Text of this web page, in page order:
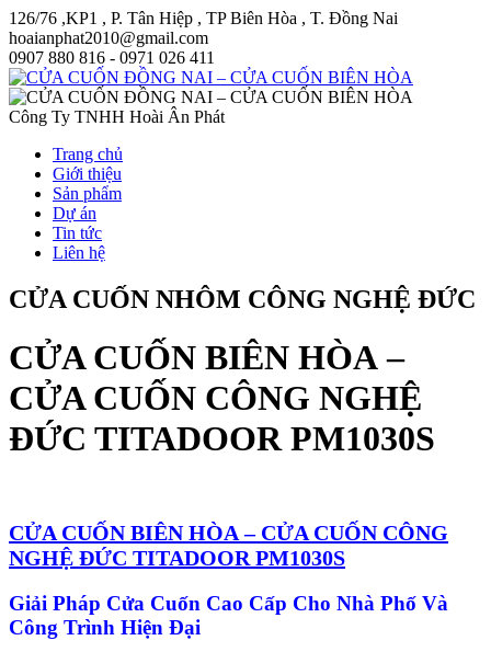
126/76 ,KP1 , P. Tân Hiệp , TP Biên Hòa , T. Đồng Nai
hoaianphat2010@gmail.com
0907 880 816 - 0971 026 411
Công Ty TNHH Hoài Ân Phát
Trang chủ
Giới thiệu
Sản phẩm
Dự án
Tin tức
Liên hệ
CỬA CUỐN NHÔM CÔNG NGHỆ ĐỨC
CỬA CUỐN BIÊN HÒA –
CỬA CUỐN CÔNG NGHỆ
ĐỨC TITADOOR PM1030S
CỬA CUỐN BIÊN HÒA – CỬA CUỐN CÔNG
NGHỆ ĐỨC TITADOOR PM1030S
Giải Pháp Cửa Cuốn Cao Cấp Cho Nhà Phố Và
Công Trình Hiện Đại